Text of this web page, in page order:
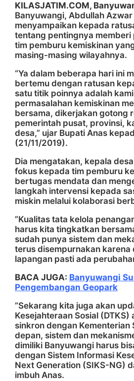
KILASJATIM.COM,
Banyuwangi, Abdullah Azwar
menyampaikan kepada
tentang pentingnya memberi
tim pemburu kemiskinan
masing-masing wilayahnya.
“Ya dalam beberapa hari ini
bertemu dengan ratusan
satu titik poinnya adalah
permasalahan kemiskinan
bersama, dikerjakan gotong
pemerintah pusat, provinsi,
desa,” ujar Bupati Anas
(21/11/2019).
Dia mengatakan, kepala
fokus kepada tim pemburu
bertugas mendata dan
langkah intervensi kepada
miskin melalui kolaborasi
”Kualitas tata kelola
harus kita tingkatkan
sudah punya sistem dan
terus disempurnakan karena
lapangan pasti ada
BACA JUGA: Banyuwangi
Pengembangan Geopark
”Sekarang kita juga akan
Kesejahteraan Sosial (DTKS)
sinkron dengan Kementerian
depan, sistem dan
dimiliki Banyuwangi harus
dengan Sistem Informasi
Next Generation (SIKS-NG)
imbuh Anas.